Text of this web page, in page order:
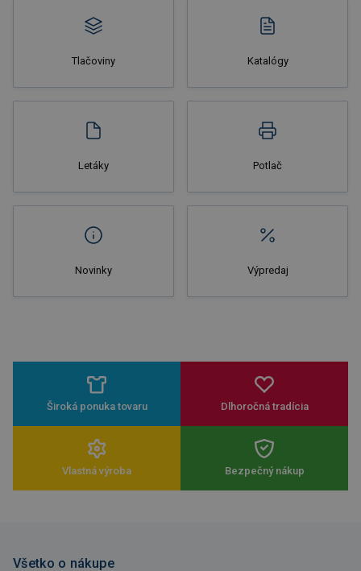
Tlačoviny Katalógy
Letáky Potlač
Novinky Výpredaj
Široká ponuka tovaru Dlhoročná tradícia
Vlastná výroba Bezpečný nákup
Všetko o nákupe